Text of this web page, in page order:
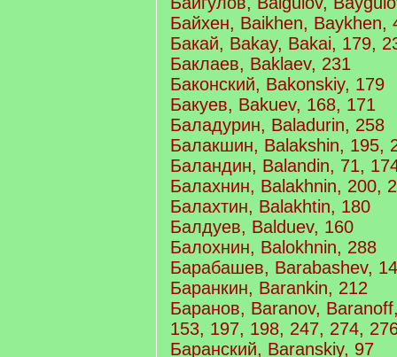
Байхен, Baikhen, Baykhen,
Бакай, Bakay, Bakai, 179,
Баклаев, Baklaev, 231
Баконский, Bakonskiy, 179
Бакуев, Bakuev, 168, 171
Баладурин, Baladurin, 258
Балакшин, Balakshin, 195,
Баландин, Balandin, 71,
Балахнин, Balakhnin, 200,
Балахтин, Balakhtin, 180
Балдуев, Balduev, 160
Балохнин, Balokhnin, 288
Барабашев, Barabashev, 14
Баранкин, Barankin, 212
Баранов, Baranov,
153, 197, 198, 247, 274,
Баранский, Baranskiy, 97